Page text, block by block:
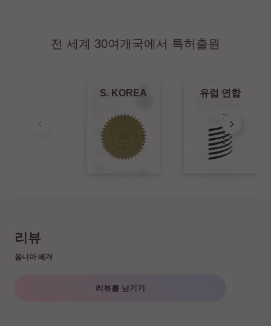
전 세계 30여개국에서 특허출원
S. KOREA 유럽 연합
리뷰
옴니아 베개
리뷰를 남기기